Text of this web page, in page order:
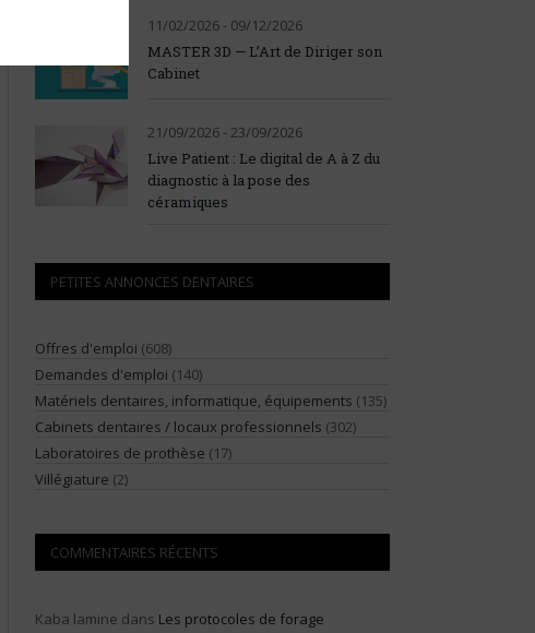
11/02/2026 - 09/12/2026
MASTER 3D — L’Art de Diriger son
Cabinet
21/09/2026 - 23/09/2026
Live Patient : Le digital de A à Z du
diagnostic à la pose des
céramiques
PETITES ANNONCES DENTAIRES
Offres d'emploi (608)
Demandes d'emploi (140)
Matériels dentaires, informatique, équipements (135)
Cabinets dentaires / locaux professionnels (302)
Laboratoires de prothèse (17)
Villégiature (2)
COMMENTAIRES RÉCENTS
Kaba lamine dans Les protocoles de forage